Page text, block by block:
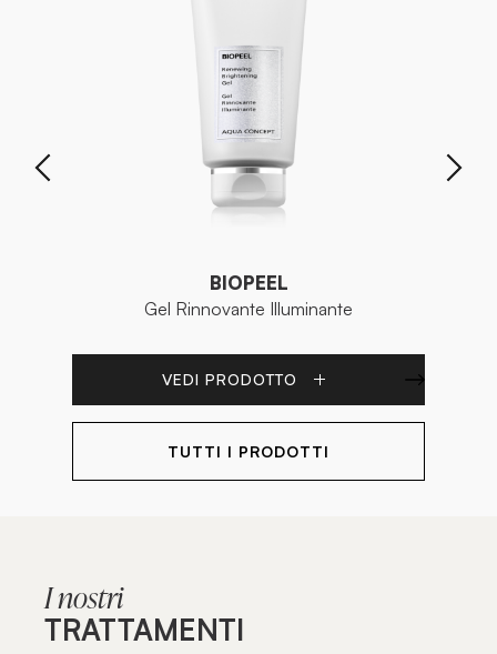
BIOPEEL
Gel Rinnovante Illuminante
VEDI PRODOTTO
TUTTI I PRODOTTI
I nostri
TRATTAMENTI